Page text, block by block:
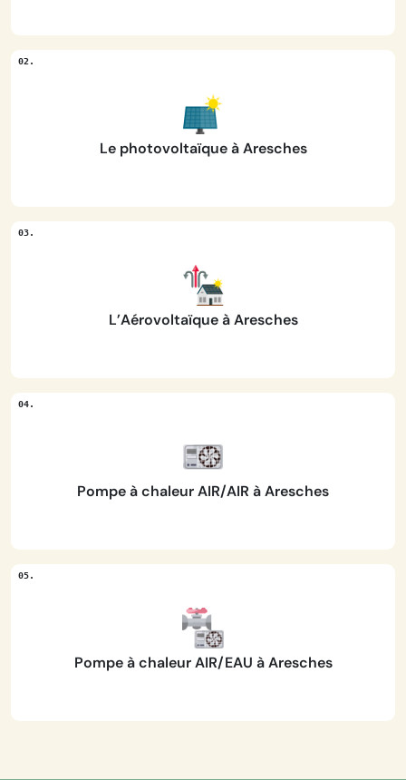
Le photovoltaïque à Aresches
L’Aérovoltaïque à Aresches
Pompe à chaleur AIR/AIR à Aresches
Pompe à chaleur AIR/EAU à Aresches